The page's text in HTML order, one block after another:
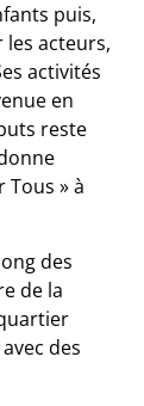
puis,
les acteurs,
activités
en
reste
Tous » à
des
de la
des